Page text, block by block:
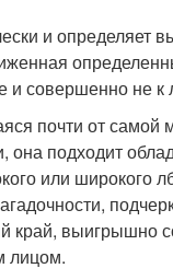
и определяет
совершенно не к
почти от самой
подходит
или широкого
край, выигрышно
лицом.